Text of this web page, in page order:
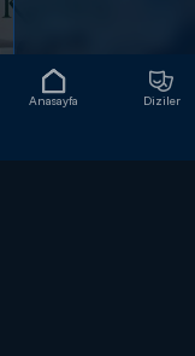
Anasayfa Diziler